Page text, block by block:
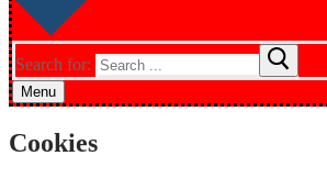
Search for:
Menu
Cookies